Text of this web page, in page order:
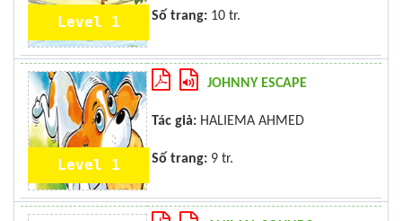
Level 1 Số trang: 10 tr.
Level 1
JOHNNY ESCAPE
Tác giả: HALIEMA AHMED
Số trang: 9 tr.